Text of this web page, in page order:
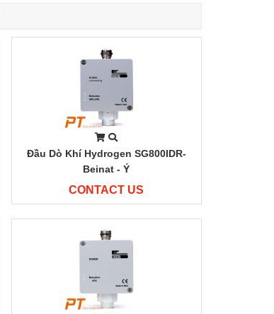
Đầu Dò Khí Hydrogen SG800IDR-
Beinat - Ý
CONTACT US